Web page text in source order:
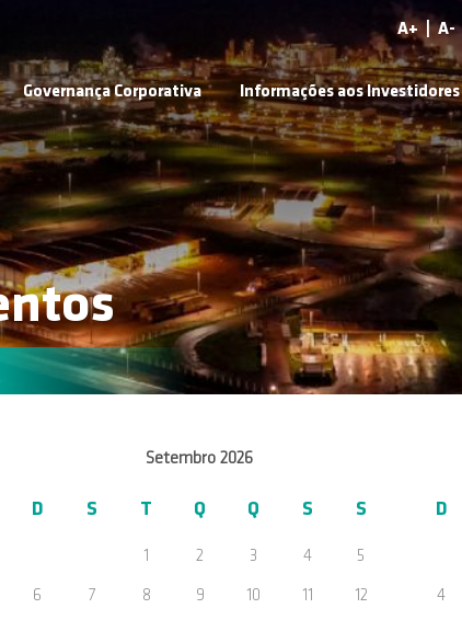
A+ | A-
Governança Corporativa Informações aos Investidores
Setembro 2026
D S T Q Q S S
1 2 3 4 5
6 7 8 9 10 11 12
D
4